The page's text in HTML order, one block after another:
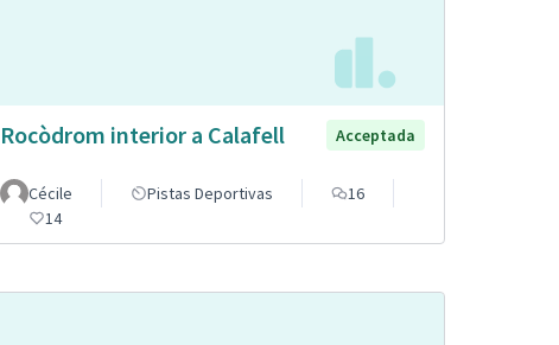
Rocòdrom interior a Calafell Acceptada
Cécile Pistas Deportivas
16
14